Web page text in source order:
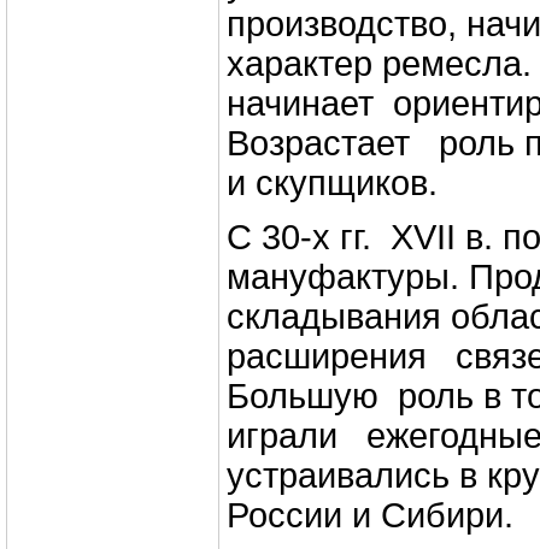
производство,
характер
начинает
Возрастает роль
и скупщиков.
С 30-х гг. XVII в.
мануфактуры.
складывания
расширения
Большую роль в
играли
устраивались в
России и Сибири.